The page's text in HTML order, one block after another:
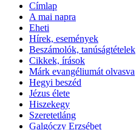
Címlap
A mai napra
Eheti
Hírek, események
Beszámolók, tanúságtételek
Cikkek, írások
Márk evangéliumát olvasva
Hegyi beszéd
Jézus élete
Hiszekegy
Szeretetláng
Galgóczy Erzsébet